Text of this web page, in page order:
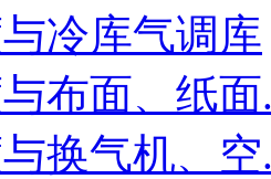
冷库气调库
布面、纸面
换气机、空